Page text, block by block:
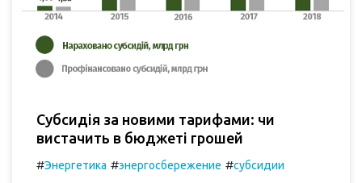
Субсидія за новими тарифами: чи
вистачить в бюджеті грошей
#Энергетика #энергосбережение #субсидии